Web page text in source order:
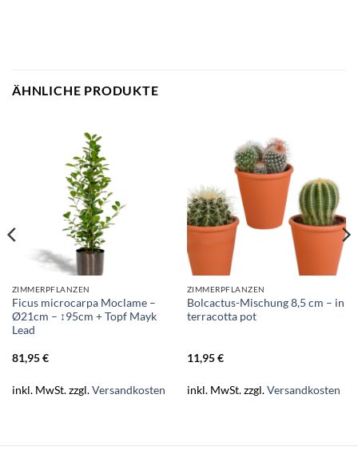
ÄHNLICHE PRODUKTE
ZIMMERPFLANZEN
Ficus microcarpa Moclame –
Ø21cm – ↕95cm + Topf Mayk
Lead
81,95€
inkl. MwSt.zzgl.Versandkosten
ZIMMERPFLANZEN
Bolcactus-Mischung 8,5 cm – in
terracotta pot
11,95€
inkl. MwSt.zzgl.Versandkosten